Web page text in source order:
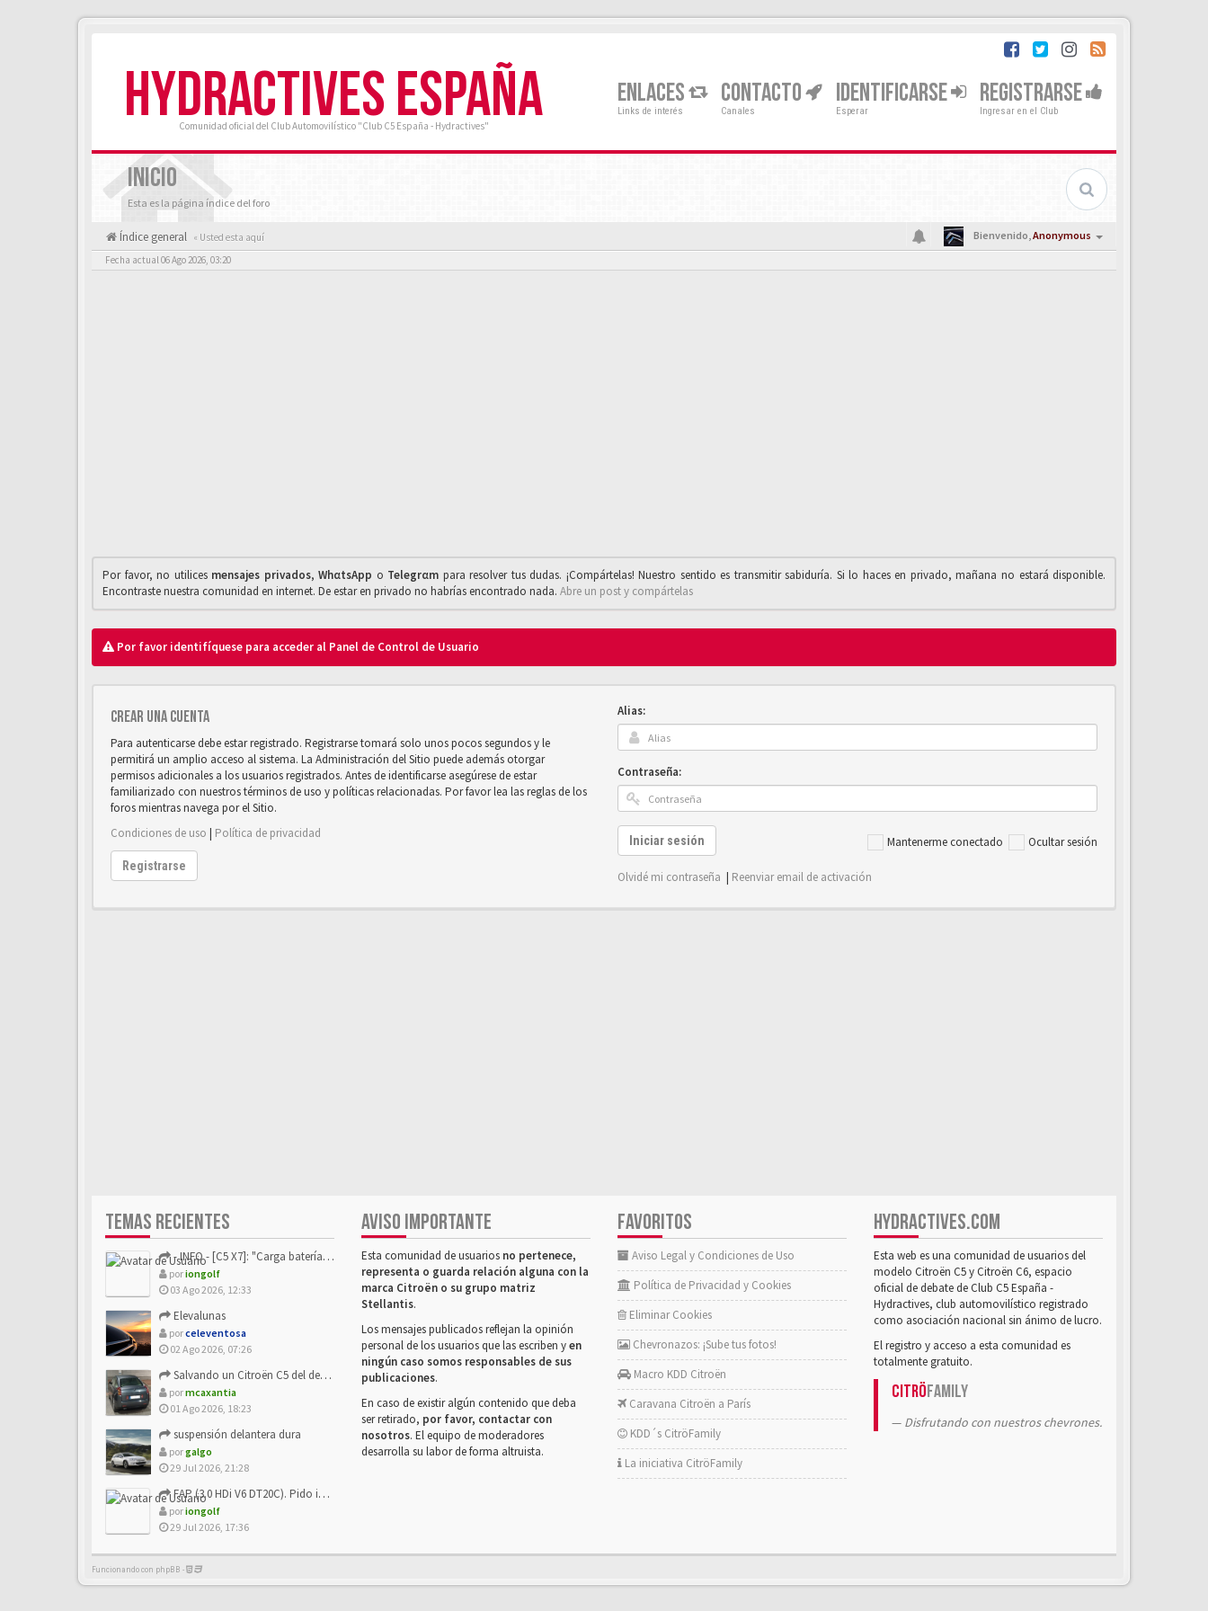
HYDRACTIVES ESPAÑA
Comunidad oficial del Club Automovilístico "Club C5 España - Hydractives"
ENLACES
Links de interés
CONTACTO
Canales
IDENTIFICARSE
Esperar
REGISTRARSE
Ingresar en el Club
INICIO
Esta es la página índice del foro
Índice general « Usted esta aquí Bienvenido,Anonymous
Fecha actual 06 Ago 2026, 03:20
Por favor, no utilices mensajes privados,WhαtsApp o Telegrαm para resolver tus dudas. ¡Compártelas! Nuestro sentido es transmitir sabiduría. Si lo haces en privado, mañana no estará disponible.
Encontraste nuestra comunidad en internet. De estar en privado no habrías encontrado nada. Abre un post y compártelas
Por favor identifíquese para acceder al Panel de Control de Usuario
Crear una cuenta
Para autenticarse debe estar registrado. Registrarse tomará solo unos pocos segundos y le
permitirá un amplio acceso al sistema. La Administración del Sitio puede además otorgar
permisos adicionales a los usuarios registrados. Antes de identificarse asegúrese de estar
familiarizado con nuestros términos de uso y políticas relacionadas. Por favor lea las reglas de los
foros mientras navega por el Sitio.
Condiciones de uso | Política de privacidad
Registrarse
Alias:
Contraseña:
Mantenerme conectado Ocultar sesión
Iniciar sesión
Olvidé mi contraseña | Reenviar email de activación
TEMAS RECIENTES
- INFO - [C5 X7]: "Carga batería o alimentación eléctri...
poriongolf
03 Ago 2026, 12:33
Elevalunas
porceleventosa
02 Ago 2026, 07:26
Salvando un Citroën C5 del desguace: Presentación y seguimiento
pormcaxantia
01 Ago 2026, 18:23
suspensión delantera dura
porgalgo
29 Jul 2026, 21:28
FAP (3.0 HDi V6 DT20C). Pido info sobre su sustitución
poriongolf
29 Jul 2026, 17:36
AVISO IMPORTANTE
Esta comunidad de usuarios no pertenece,
representa o guarda relación alguna con la
marca Citroën o su grupo matriz
Stellantis.
Los mensajes publicados reflejan la opinión
personal de los usuarios que las escriben yen
ningún caso somos responsables de sus
publicaciones.
En caso de existir algún contenido que deba
ser retirado, por favor, contactar con
nosotros. El equipo de moderadores
desarrolla su labor de forma altruista.
FAVORITOS
Aviso Legal y Condiciones de Uso
Política de Privacidad y Cookies
Eliminar Cookies
Chevronazos: ¡Sube tus fotos!
Macro KDD Citroën
Caravana Citroën a París
KDD´s CitröFamily
La iniciativa CitröFamily
HYDRACTIVES.COM
Esta web es una comunidad de usuarios del
modelo Citroën C5 y Citroën C6, espacio
oficial de debate de Club C5 España -
Hydractives, club automovilístico registrado
como asociación nacional sin ánimo de lucro.
El registro y acceso a esta comunidad es
totalmente gratuito.
CitröFamily
Disfrutando con nuestros chevrones.
Funcionando con phpBB -